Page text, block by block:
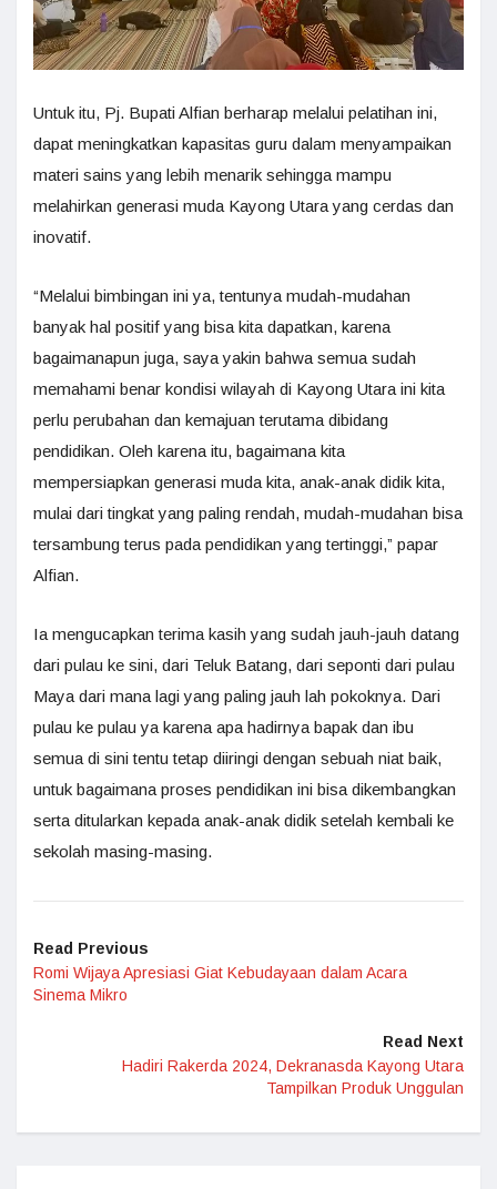
Untuk itu, Pj. Bupati Alfian berharap melalui pelatihan ini,
dapat meningkatkan kapasitas guru dalam menyampaikan
materi sains yang lebih menarik sehingga mampu
melahirkan generasi muda Kayong Utara yang cerdas dan
inovatif.
“Melalui bimbingan ini ya, tentunya mudah-mudahan
banyak hal positif yang bisa kita dapatkan, karena
bagaimanapun juga, saya yakin bahwa semua sudah
memahami benar kondisi wilayah di Kayong Utara ini kita
perlu perubahan dan kemajuan terutama dibidang
pendidikan. Oleh karena itu, bagaimana kita
mempersiapkan generasi muda kita, anak-anak didik kita,
mulai dari tingkat yang paling rendah, mudah-mudahan bisa
tersambung terus pada pendidikan yang tertinggi,” papar
Alfian.
Ia mengucapkan terima kasih yang sudah jauh-jauh datang
dari pulau ke sini, dari Teluk Batang, dari seponti dari pulau
Maya dari mana lagi yang paling jauh lah pokoknya. Dari
pulau ke pulau ya karena apa hadirnya bapak dan ibu
semua di sini tentu tetap diiringi dengan sebuah niat baik,
untuk bagaimana proses pendidikan ini bisa dikembangkan
serta ditularkan kepada anak-anak didik setelah kembali ke
sekolah masing-masing.
Read Previous
Romi Wijaya Apresiasi Giat Kebudayaan dalam Acara
Sinema Mikro
Read Next
Hadiri Rakerda 2024, Dekranasda Kayong Utara
Tampilkan Produk Unggulan